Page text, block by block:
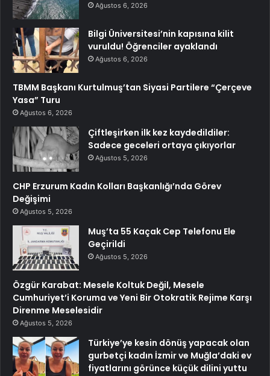
Ağustos 6, 2026
Bilgi Üniversitesi’nin kapısına kilit
vuruldu! Öğrenciler ayaklandı
Ağustos 6, 2026
TBMM Başkanı Kurtulmuş’tan Siyasi Partilere “Çerçeve
Yasa” Turu
Ağustos 6, 2026
Çiftleşirken ilk kez kaydedildiler:
Sadece geceleri ortaya çıkıyorlar
Ağustos 5, 2026
CHP Erzurum Kadın Kolları Başkanlığı’nda Görev
Değişimi
Ağustos 5, 2026
Muş’ta 55 Kaçak Cep Telefonu Ele
Geçirildi
Ağustos 5, 2026
Özgür Karabat: Mesele Koltuk Değil, Mesele
Cumhuriyet’i Koruma ve Yeni Bir Otokratik Rejime Karşı
Direnme Meselesidir
Ağustos 5, 2026
Türkiye’ye kesin dönüş yapacak olan
gurbetçi kadın İzmir ve Muğla’daki ev
fiyatlarını görünce küçük dilini yuttu